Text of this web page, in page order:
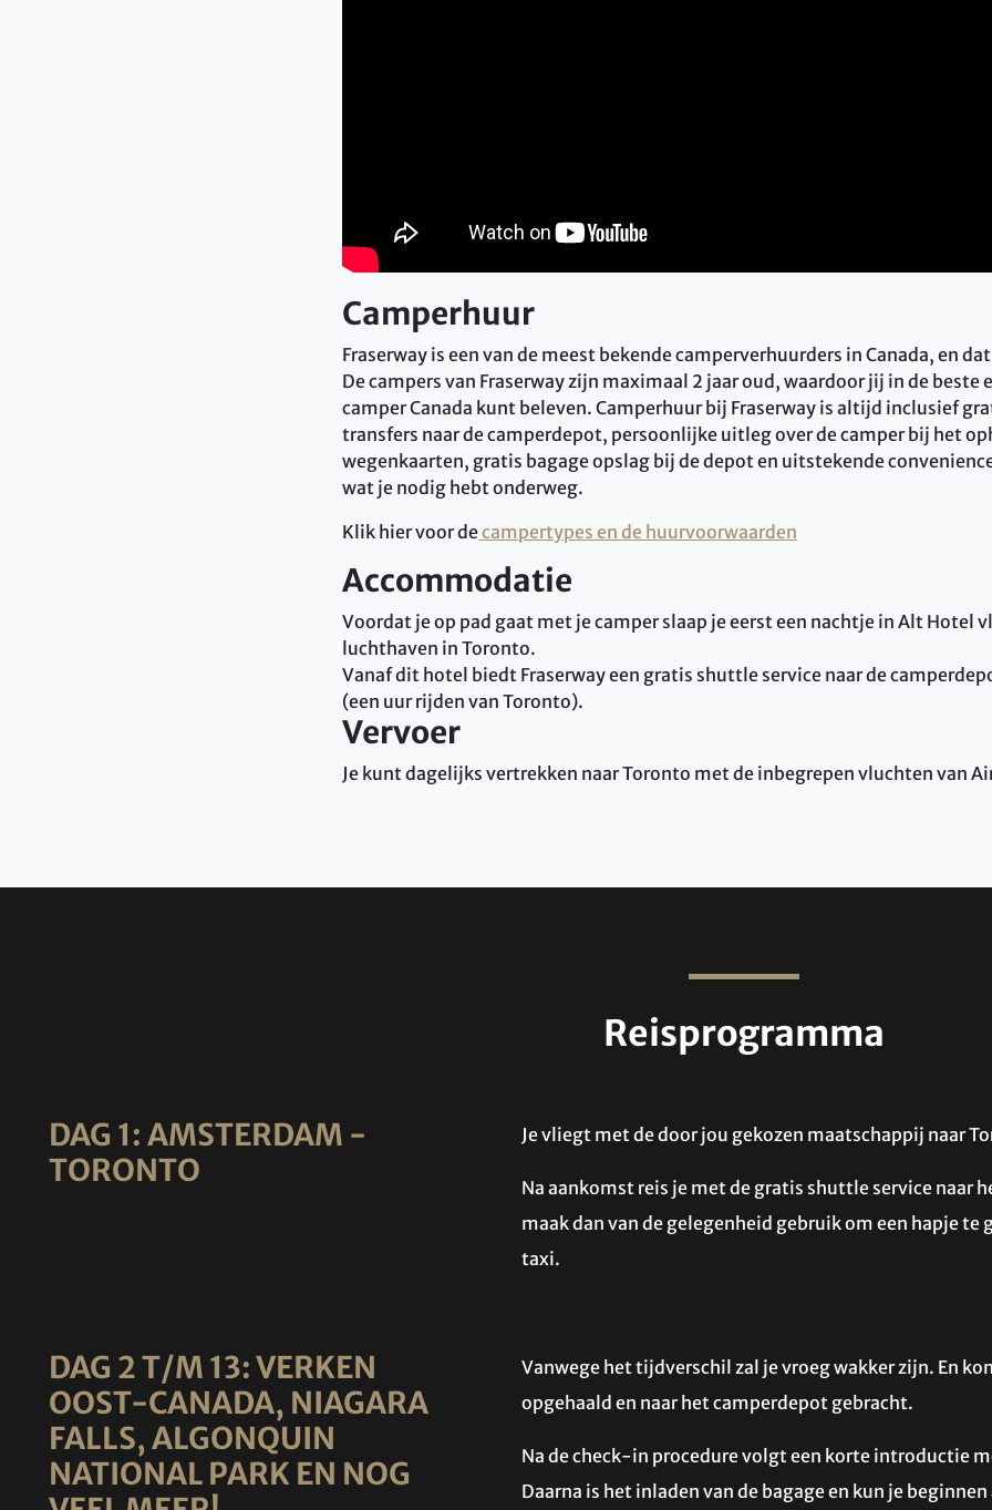
Camperhuur
Fraserway is een van de meest bekende camperverhuurders in Canada, en
De campers van Fraserway zijn maximaal 2 jaar oud, waardoor jij in de beste
camper Canada kunt beleven. Camperhuur bij Fraserway is altijd inclusief
transfers naar de camperdepot, persoonlijke uitleg over de camper bij het
wegenkaarten, gratis bagage opslag bij de depot en uitstekende
wat je nodig hebt onderweg.
Klik hier voor decampertypes en de huurvoorwaarden
Accommodatie
Voordat je op pad gaat met je camper slaap je eerst een nachtje in Alt Hotel
luchthaven in Toronto.
Vanaf dit hotel biedt Fraserway een gratis shuttle service naar de
(een uur rijden van Toronto).
Vervoer
Je kunt dagelijks vertrekken naar Toronto met de inbegrepen vluchten van
Reisprogramma
DAG 1: AMSTERDAM -
TORONTO
Je vliegt met de door jou gekozen maatschappij naar
Na aankomst reis je met de gratis shuttle service naar
maak dan van de gelegenheid gebruik om een hapje te
taxi.
DAG 2 T/M 13: VERKEN
OOST-CANADA, NIAGARA
FALLS, ALGONQUIN
NATIONAL PARK EN NOG
Vanwege het tijdverschil zal je vroeg wakker zijn. En
opgehaald en naar het camperdepot gebracht.
Na de check-in procedure volgt een korte introductie
Daarna is het inladen van de bagage en kun je